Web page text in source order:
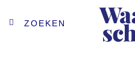
ZOEKEN